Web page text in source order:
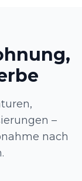
–
nach